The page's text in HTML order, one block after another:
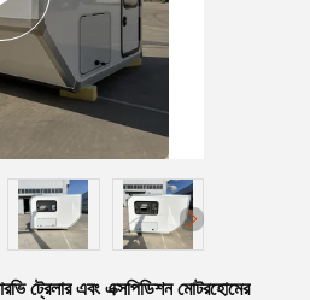
ট্রেলার এবং এক্সপিডিশন মোটরহোমের